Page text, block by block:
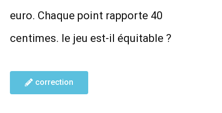
euro. Chaque point rapporte 40
centimes. le jeu est-il équitable ?
correction